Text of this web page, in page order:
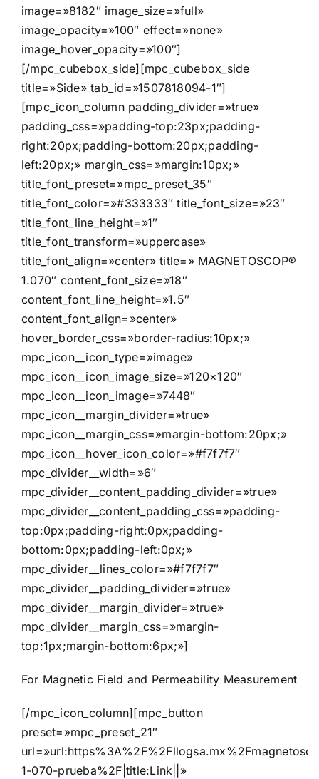
image=»8182″ image_size=»full»
image_opacity=»100″ effect=»none»
image_hover_opacity=»100″]
[/mpc_cubebox_side][mpc_cubebox_side
title=»Side» tab_id=»1507818094-1″]
[mpc_icon_column padding_divider=»true»
padding_css=»padding-top:23px;padding-
right:20px;padding-bottom:20px;padding-
left:20px;» margin_css=»margin:10px;»
title_font_preset=»mpc_preset_35″
title_font_color=»#333333″ title_font_size=»23″
title_font_line_height=»1″
title_font_transform=»uppercase»
title_font_align=»center» title=» MAGNETOSCOP®
1.070″ content_font_size=»18″
content_font_line_height=»1.5″
content_font_align=»center»
hover_border_css=»border-radius:10px;»
mpc_icon__icon_type=»image»
mpc_icon__icon_image_size=»120×120″
mpc_icon__icon_image=»7448″
mpc_icon__margin_divider=»true»
mpc_icon__margin_css=»margin-bottom:20px;»
mpc_icon__hover_icon_color=»#f7f7f7″
mpc_divider__width=»6″
mpc_divider__content_padding_divider=»true»
mpc_divider__content_padding_css=»padding-
top:0px;padding-right:0px;padding-
bottom:0px;padding-left:0px;»
mpc_divider__lines_color=»#f7f7f7″
mpc_divider__padding_divider=»true»
mpc_divider__margin_divider=»true»
mpc_divider__margin_css=»margin-
top:1px;margin-bottom:6px;»]
For Magnetic Field and Permeability Measurement
[/mpc_icon_column][mpc_button
preset=»mpc_preset_21″
1-070-prueba%2F|title:Link||»